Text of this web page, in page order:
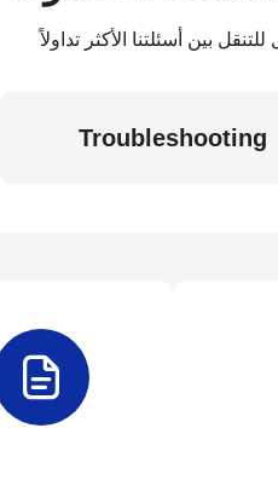
للتنقل بين أسئلتنا الأكثر تداولاً
Troubleshooting